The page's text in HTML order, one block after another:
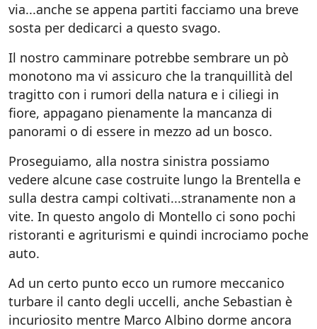
via...anche se appena partiti facciamo una breve
sosta per dedicarci a questo svago.
Il nostro camminare potrebbe sembrare un pò
monotono ma vi assicuro che la tranquillità del
tragitto con i rumori della natura e i ciliegi in
fiore, appagano pienamente la mancanza di
panorami o di essere in mezzo ad un bosco.
Proseguiamo, alla nostra sinistra possiamo
vedere alcune case costruite lungo la Brentella e
sulla destra campi coltivati...stranamente non a
vite. In questo angolo di Montello ci sono pochi
ristoranti e agriturismi e quindi incrociamo poche
auto.
Ad un certo punto ecco un rumore meccanico
turbare il canto degli uccelli, anche Sebastian è
incuriosito mentre Marco Albino dorme ancora